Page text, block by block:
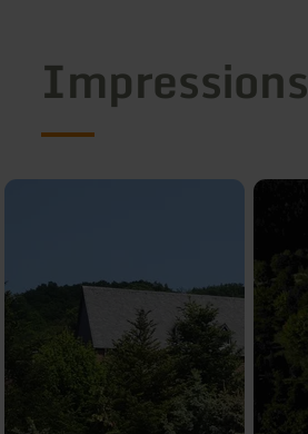
Impressions